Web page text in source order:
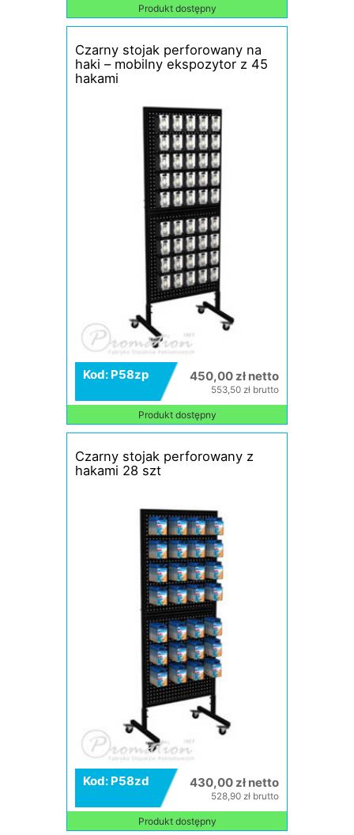
Produkt dostępny
Czarny stojak perforowany na
haki – mobilny ekspozytor z 45
hakami
Kod: P58zp 450,00 zł netto
553,50 zł brutto
Produkt dostępny
Czarny stojak perforowany z
hakami 28 szt
Kod: P58zd 430,00 zł netto
528,90 zł brutto
Produkt dostępny